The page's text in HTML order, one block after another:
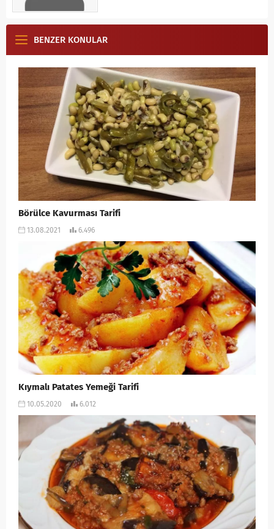
BENZER KONULAR
Börülce Kavurması Tarifi
13.08.2021 6.496
Kıymalı Patates Yemeği Tarifi
10.05.2020 6.012